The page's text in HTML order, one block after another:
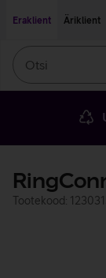
Eraklient
Äriklient
Tootekood: